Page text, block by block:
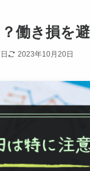
働き損を
2023年10月20日